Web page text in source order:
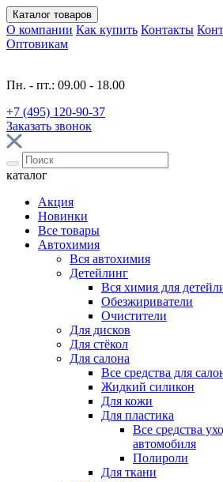
Каталог товаров
О компании Как купить Контакты
Оптовикам
Пн. - пт.: 09.00 - 18.00
+7 (495) 120-90-37
Заказать звонок
каталог
Акция
Новинки
Все товары
Автохимия
Вся автохимия
Детейлинг
Вся химия для
Обезжириватели
Очистители
Для дисков
Для стёкол
Для салона
Все средства для
Жидкий силикон
Для кожи
Для пластика
Все средства
автомобиля
Полироли
Для ткани